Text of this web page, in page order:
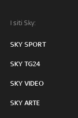
I siti Sky:
SKY SPORT
SKY TG24
SKY VIDEO
SKY ARTE